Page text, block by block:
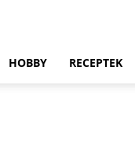
HOBBY RECEPTEK